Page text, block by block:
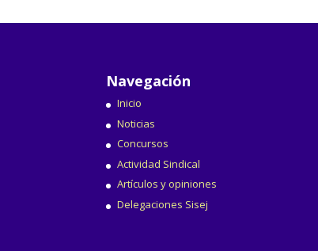
Navegación
Inicio
Noticias
Concursos
Actividad Sindical
Artículos y opiniones
Delegaciones Sisej